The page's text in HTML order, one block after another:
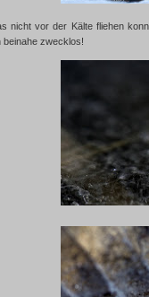
nicht vor der Kälte fliehen
beinahe zwecklos!